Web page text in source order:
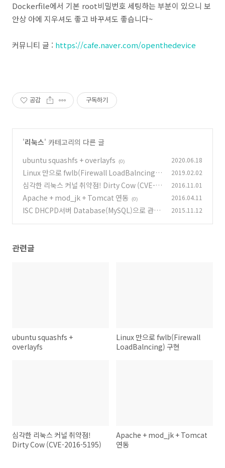
Dockerfile에서 기본 root비밀번호 세팅하는 부분이 있으니 보
안상 아에 지우셔도 좋고 바꾸셔도 좋습니다~
커뮤니티 글 : https://cafe.naver.com/openthedevice
공감 구독하기
'리눅스' 카테고리의 다른 글
ubuntu squashfs + overlayfs
(0) 2020.06.18
Linux 만으로 fwlb(Firewall LoadBalncing)
구현 (0)
2019.02.02
심각한 리눅스 커널 취약점! Dirty Cow (CVE-2
016-5195) (0)
2016.11.01
Apache + mod_jk + Tomcat 연동 (0) 2016.04.11
ISC DHCPD서버 Database(MySQL)으로 관리
2015.11.12
관련글
ubuntu squashfs +
overlayfs
Linux 만으로 fwlb(Firewall
LoadBalncing) 구현
심각한 리눅스 커널 취약점!
Dirty Cow (CVE-2016-5195)
Apache + mod_jk + Tomcat
연동